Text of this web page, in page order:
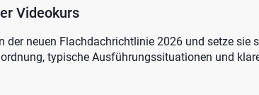
Videokurs
der neuen Flachdachrichtlinie 2026 und setze sie
typische Ausführungssituationen und